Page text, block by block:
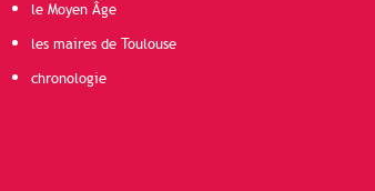
le Moyen Âge
les maires de Toulouse
chronologie